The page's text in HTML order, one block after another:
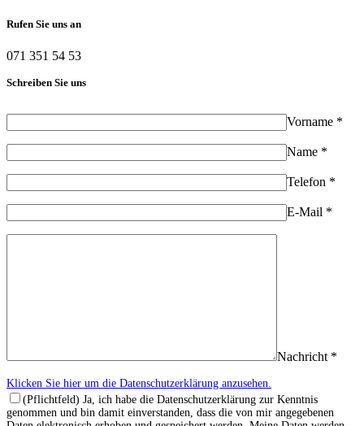
Rufen Sie uns an
071 351 54 53
Schreiben Sie uns
Vorname *
Name *
Telefon *
E-Mail *
Nachricht *
Klicken Sie hier um die Datenschutzerklärung anzusehen.
(Pflichtfeld) Ja, ich habe die Datenschutzerklärung zur Kenntnis
genommen und bin damit einverstanden, dass die von mir angegebenen